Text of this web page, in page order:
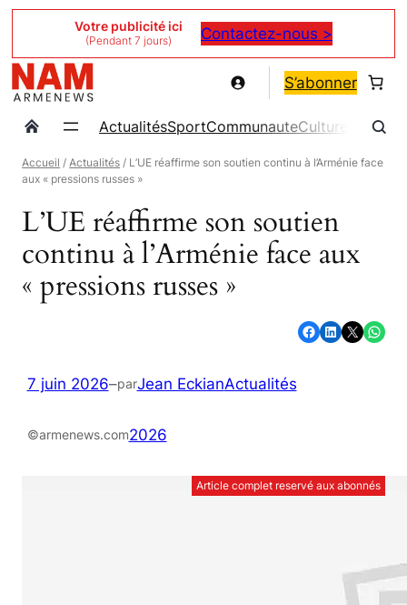
contenu
Votre publicité ici
(Pendant 7 jours) Contactez-nous >
S’abonner
ActualitésSportCommunauteCulture
Accueil /Actualités / L’UE réaffirme son soutien continu à l’Arménie face
aux « pressions russes »
L’UE réaffirme son soutien
continu à l’Arménie face aux
« pressions russes »
Partager sur Facebook Partager sur LinkedIn Partager sur X Partager sur WhatsApp
7 juin 2026–parJean EckianActualités
©armenews.com2026
Article complet reservé aux abonnés